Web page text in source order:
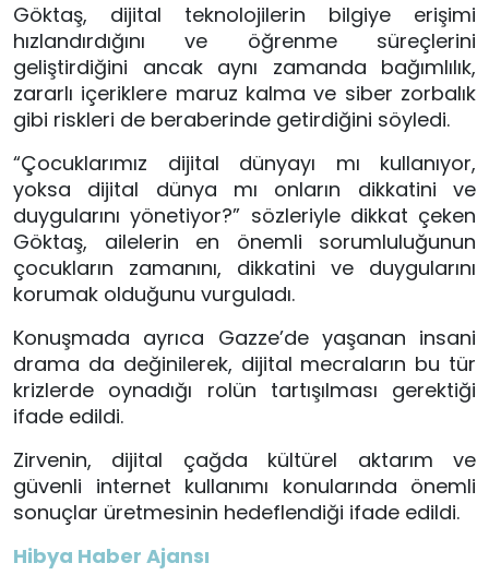
Göktaş, dijital teknolojilerin bilgiye erişimi
hızlandırdığını ve öğrenme süreçlerini
geliştirdiğini ancak aynı zamanda bağımlılık,
zararlı içeriklere maruz kalma ve siber zorbalık
gibi riskleri de beraberinde getirdiğini söyledi.
“Çocuklarımız dijital dünyayı mı kullanıyor,
yoksa dijital dünya mı onların dikkatini ve
duygularını yönetiyor?” sözleriyle dikkat çeken
Göktaş, ailelerin en önemli sorumluluğunun
çocukların zamanını, dikkatini ve duygularını
korumak olduğunu vurguladı.
Konuşmada ayrıca Gazze’de yaşanan insani
drama da değinilerek, dijital mecraların bu tür
krizlerde oynadığı rolün tartışılması gerektiği
ifade edildi.
Zirvenin, dijital çağda kültürel aktarım ve
güvenli internet kullanımı konularında önemli
sonuçlar üretmesinin hedeflendiği ifade edildi.
Hibya Haber Ajansı